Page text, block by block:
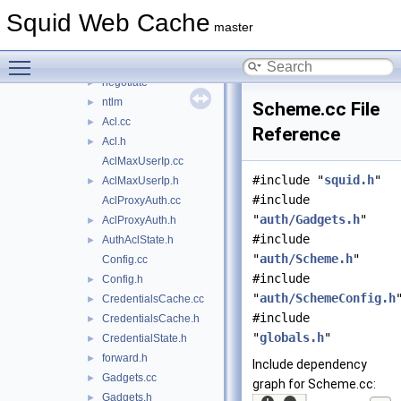
Squid Web Cache master
▼ auth
► negotiate
► ntlm
► Acl.cc
►
Acl.h
AclMaxUserIp.cc
►
AclMaxUserIp.h
AclProxyAuth.cc
► AclProxyAuth.h
►
AuthAclState.h
Config.cc
► Config.h
► CredentialsCache.cc
► CredentialsCache.h
► CredentialState.h
► forward.h
► Gadgets.cc
► Gadgets.h
Scheme.cc File
Reference
#include "squid.h"
#include
"auth/Gadgets.h"
#include
"auth/Scheme.h"
#include
"auth/SchemeConfig.h
#include
"globals.h"
Include dependency
graph for Scheme.cc: